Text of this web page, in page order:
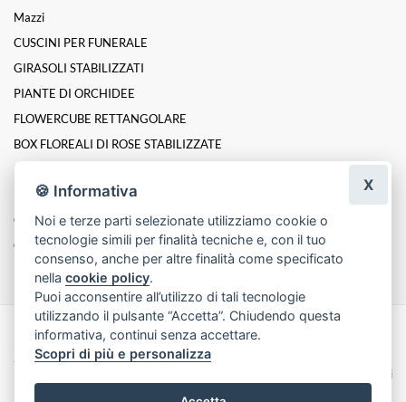
Mazzi
CUSCINI PER FUNERALE
GIRASOLI STABILIZZATI
PIANTE DI ORCHIDEE
FLOWERCUBE RETTANGOLARE
BOX FLOREALI DI ROSE STABILIZZATE
ROSE INCANTATE STABILIZZATE
LINEA PLATINUM ELITE DI ROSE STABILIZZATE
Composizioni
Cesti
Made with byInfoser.it- Realizzazione Siti ecommerce per Fioristi
2026
Termini e Condizioni
🍪 Informativa
Noi e terze parti selezionate utilizziamo cookie o
tecnologie simili per finalità tecniche e, con il tuo
consenso, anche per altre finalità come specificato
nellacookie policy.
Puoi acconsentire all’utilizzo di tali tecnologie
utilizzando il pulsante “Accetta”. Chiudendo questa
informativa, continui senza accettare.
Scopri di più e personalizza
X